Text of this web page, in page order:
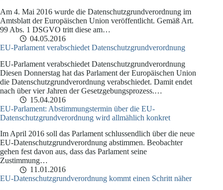
Am 4. Mai 2016 wurde die Datenschutzgrundverordnung im
Amtsblatt der Europäischen Union veröffentlicht. Gemäß Art.
99 Abs. 1 DSGVO tritt diese am…
04.05.2016
EU-Parlament verabschiedet Datenschutzgrundverordnung
EU-Parlament verabschiedet Datenschutzgrundverordnung
Diesen Donnerstag hat das Parlament der Europäischen Union
die Datenschutzgrundverordnung verabschiedet. Damit endet
nach über vier Jahren der Gesetzgebungsprozess.…
15.04.2016
EU-Parlament: Abstimmungstermin über die EU-
Datenschutzgrundverordnung wird allmählich konkret
Im April 2016 soll das Parlament schlussendlich über die neue
EU-Datenschutzgrundverordnung abstimmen. Beobachter
gehen fest davon aus, dass das Parlament seine
Zustimmung…
11.01.2016
EU-Datenschutzgrundverordnung kommt einen Schritt näher